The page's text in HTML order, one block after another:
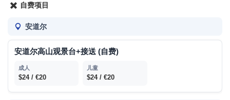
自费项目
安道尔
安道尔高山观景台+接送 (自费)
$24 / €20 $24 / €20